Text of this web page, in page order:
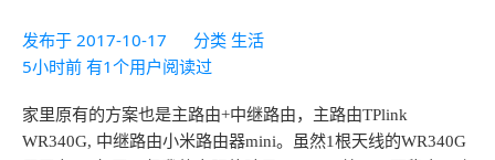
发布于 2017-10-17 分类 生活
5小时前 有1个用户阅读过
家里原有的方案也是主路由+中继路由，主路由TPlink
WR340G, 中继路由小米路由器mini。虽然1根天线的WR340G